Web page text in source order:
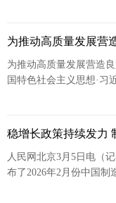
为推动高质量发展营
为推动高质量发展营造
国特色社会主义思想·
稳增长政策持续发力
人民网北京3月5日电（
布了2026年2月份中国制